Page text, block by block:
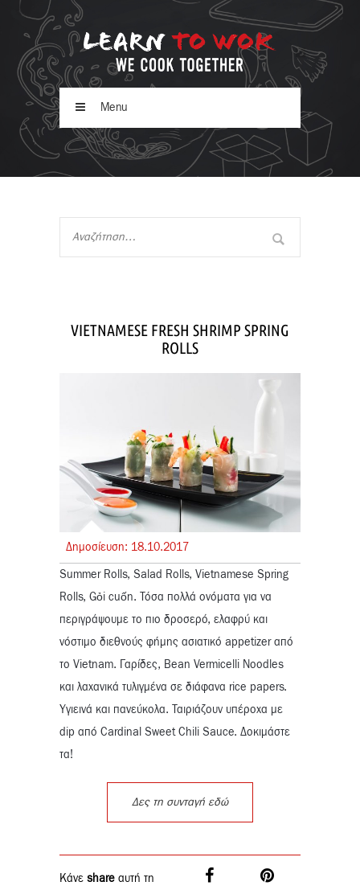
Menu
VIETNAMESE FRESH SHRIMP SPRING
ROLLS
Δημοσίευση: 18.10.2017
Summer Rolls, Salad Rolls, Vietnamese Spring
Rolls, Gỏi cuốn. Τόσα πολλά ονόματα για να
περιγράψουμε το πιο δροσερό, ελαφρύ και
νόστιμο διεθνούς φήμης ασιατικό appetizer από
το Vietnam. Γαρίδες, Bean Vermicelli Noodles
και λαχανικά τυλιγμένα σε διάφανα rice papers.
Υγιεινά και πανεύκολα. Ταιριάζουν υπέροχα με
dip από Cardinal Sweet Chili Sauce. Δοκιμάστε
τα!
Δες τη συνταγή εδώ
Κάνε share αυτή τη